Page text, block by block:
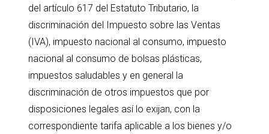
del artículo 617 del Estatuto Tributario, la
discriminación del Impuesto sobre las Ventas
(IVA), impuesto nacional al consumo, impuesto
nacional al consumo de bolsas plásticas,
impuestos saludables y en general la
discriminación de otros impuestos que por
disposiciones legales así lo exijan, con la
correspondiente tarifa aplicable a los bienes y/o